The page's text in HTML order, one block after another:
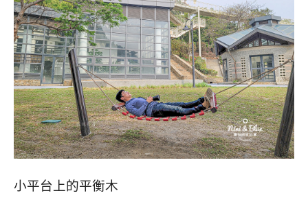
小平台上的平衡木